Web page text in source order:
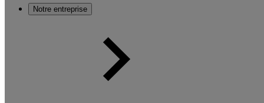
Notre entreprise